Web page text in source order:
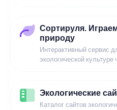
Сортируля.
природу
Интерактивный сервис
экологической культуре
Экологические
Каталог сайтов